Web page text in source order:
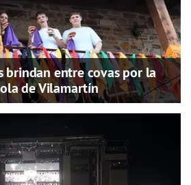
brindan entre covas por la
de Vilamartín